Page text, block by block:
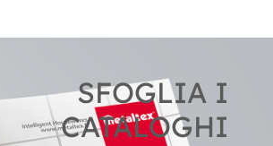
SFOGLIA I
CATALOGHI